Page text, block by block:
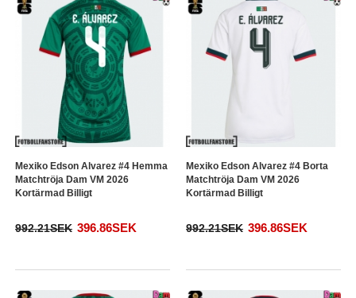
Mexiko Edson Alvarez #4 Hemma
Matchtröja Dam VM 2026
Kortärmad Billigt
992.21SEK 396.86SEK
Mexiko Edson Alvarez #4 Borta
Matchtröja Dam VM 2026
Kortärmad Billigt
992.21SEK 396.86SEK